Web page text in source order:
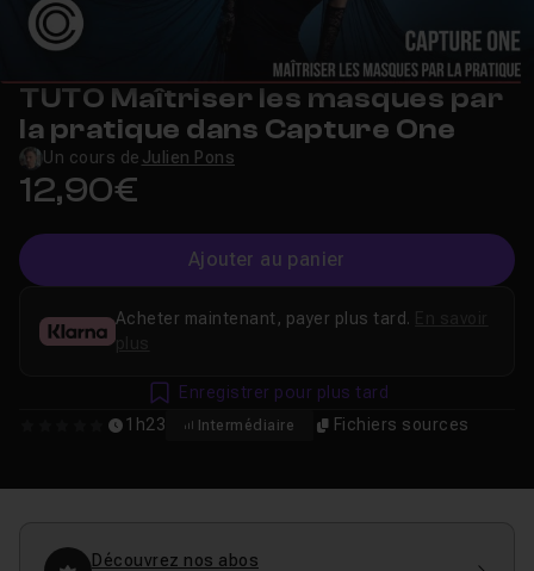
TUTO Maîtriser les masques par
la pratique dans Capture One
Un cours de Julien Pons
12,90€
Ajouter au panier
1h23 Intermédiaire Fichiers sources
Acheter maintenant, payer plus tard.
plus
Enregistrer pour plus tard
Découvrez nos abos